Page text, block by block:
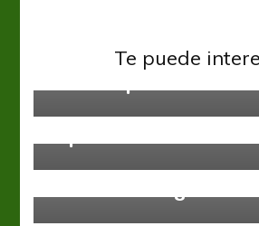
Te puede
Liga Profesional